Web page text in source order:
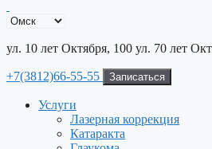
ул. 10 лет Октября, 100 ул. 70 лет
+7(3812)66-55-55 Записаться
Услуги
Лазерная коррекция
Катаракта